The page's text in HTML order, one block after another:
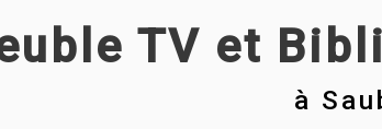
TV et
à